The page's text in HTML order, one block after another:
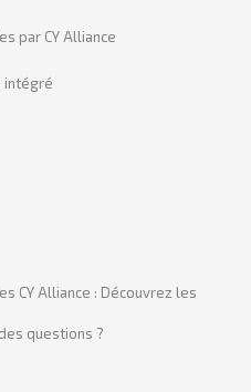
par CY Alliance
intégré
CY Alliance : Découvrez les
questions ?